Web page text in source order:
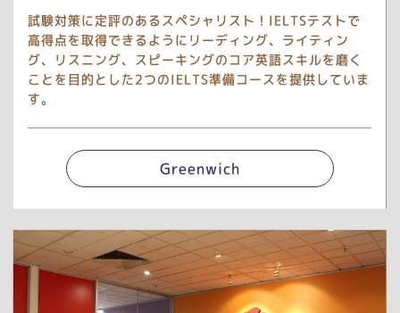
試験対策に定評のあるスペシャリスト！IELTSテストで
高得点を取得できるようにリーディング、ライティン
グ、リスニング、スピーキングのコア英語スキルを磨く
ことを目的とした2つのIELTS準備コースを提供していま
す。
Greenwich